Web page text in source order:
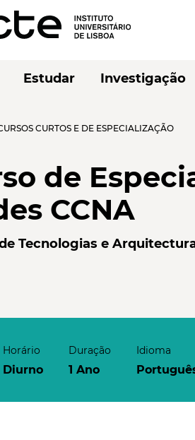
Estudar Investigação
CURTOS E DE ESPECIALIZAÇÃO
de
CCNA
Tecnologias e
Horário
Diurno
Duração
1 Ano
Idioma